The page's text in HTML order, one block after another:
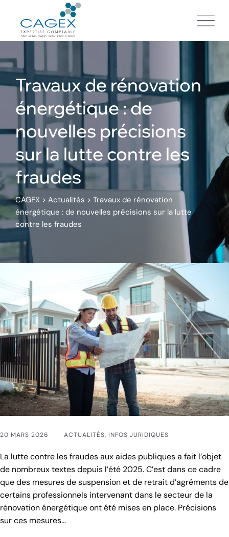
content
Travaux de rénovation
énergétique : de
nouvelles précisions
sur la lutte contre les
fraudes
CAGEX > Actualités > Travaux de rénovation
énergétique : de nouvelles précisions sur la lutte
contre les fraudes
20 MARS 2026 ACTUALITÉS, INFOS JURIDIQUES
La lutte contre les fraudes aux aides publiques a fait l’objet
de nombreux textes depuis l’été 2025. C’est dans ce cadre
que des mesures de suspension et de retrait d’agréments de
certains professionnels intervenant dans le secteur de la
rénovation énergétique ont été mises en place. Précisions
sur ces mesures…